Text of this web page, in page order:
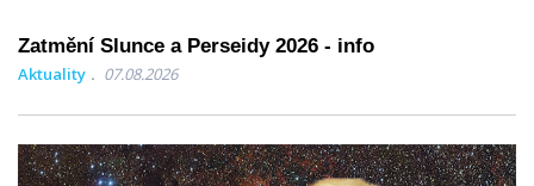
Zatmění Slunce a Perseidy 2026 - info
Aktuality 07.08.2026